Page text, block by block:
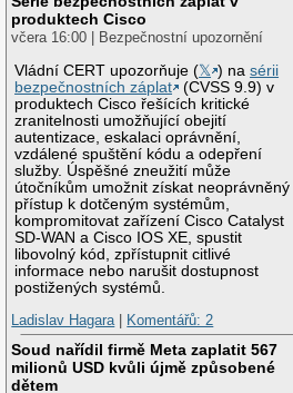
produktech Cisco
včera 16:00 | Bezpečnostní upozornění
Vládní CERT upozorňuje (𝕏 ) nasérii
bezpečnostních záplat
(CVSS 9.9) v
produktech Cisco řešících kritické
zranitelnosti umožňující obejití
autentizace, eskalaci oprávnění,
vzdálené spuštění kódu a odepření
služby. Úspěšné zneužití může
útočníkům umožnit získat neoprávněný
přístup k dotčeným systémům,
kompromitovat zařízení Cisco Catalyst
SD-WAN a Cisco IOS XE, spustit
libovolný kód, zpřístupnit citlivé
informace nebo narušit dostupnost
postižených systémů.
Ladislav Hagara| Komentářů: 2
Soud nařídil firmě Meta zaplatit 567
milionů USD kvůli újmě způsobené
dětem